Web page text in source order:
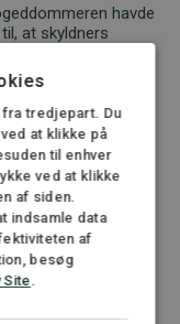
havde
at skyldners
til, at skyldner
til
udlæg i aktiver,
hjem og
husstand.
forhold, at
ikke besvarede
blev indkaldt til
trods et krav
tredjepart. Du
at klikke på
til enhver
ved at klikke
af siden.
indsamle data
af
besøg
Site